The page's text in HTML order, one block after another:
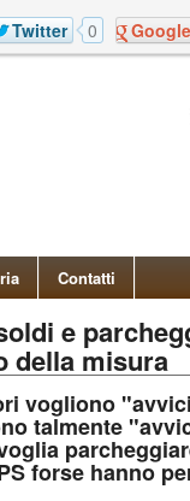
Twitter 0
Contatti
e
della misura
vogliono
talmente
forse hanno